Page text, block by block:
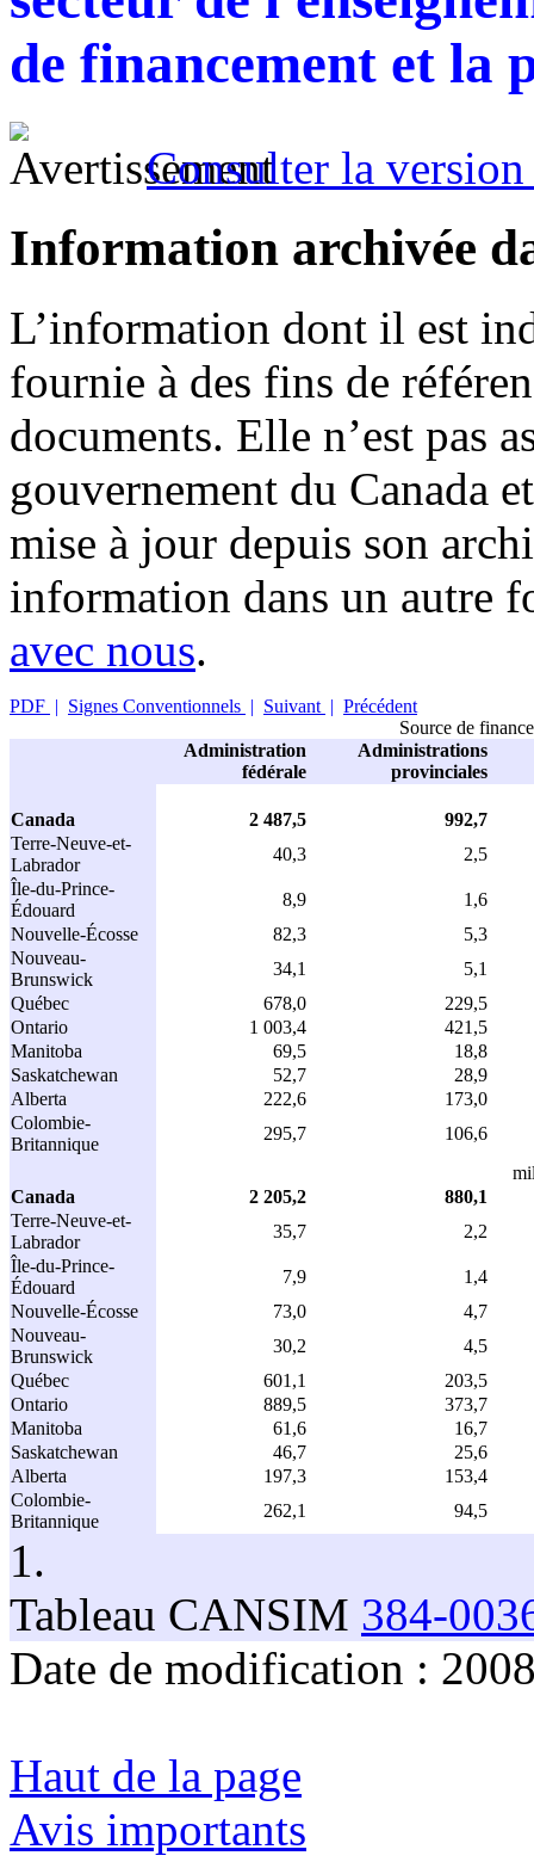
de financement et la
Consulter la
Information archivée
L’information dont il est
fournie à des fins de
documents. Elle n’est pas
gouvernement du Canada
mise à jour depuis son
information dans un autre
avec nous.
PDF | Signes Conventionnels | Suivant | Précédent
Source de
Administration
fédérale
Administrations
provinciales
Canada 2 487,5
992,7
Terre-Neuve-et-
Labrador
40,3
2,5
Île-du-Prince-
Édouard
8,9
1,6
Nouvelle-Écosse
82,3
5,3
Nouveau-
Brunswick
34,1
5,1
Québec
678,0
229,5
Ontario
1 003,4
421,5
Manitoba
69,5
18,8
Saskatchewan
52,7
28,9
Alberta
222,6
173,0
Colombie-
Britannique
295,7
106,6
Canada
2 205,2
880,1
Terre-Neuve-et-
Labrador
35,7
2,2
Île-du-Prince-
Édouard
7,9
1,4
Nouvelle-Écosse
73,0
4,7
Nouveau-
Brunswick
30,2
4,5
Québec
601,1
203,5
Ontario
889,5
373,7
Manitoba
61,6
16,7
Saskatchewan
46,7
25,6
Alberta
197,3
153,4
Colombie-
Britannique
262,1 94,5
1.
Tableau CANSIM 384-
Date de modification :
Haut de la page
Avis importants